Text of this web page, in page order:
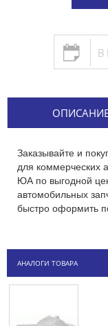
В
Заказывайте и
для коммерческих
ЮА по выгодной
автомобильных
быстро оформить
АНАЛОГИ ТОВАРА